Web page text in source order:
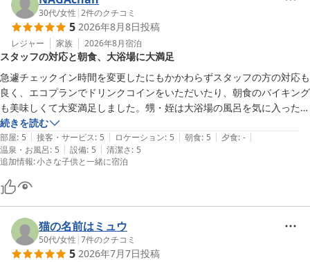
30代/女性 |2件のクチコミ
5 2026年8月8日投稿
レジャー 家族 2026年8月宿泊
スタッフの対応と朝食、大浴場に大満足
急遽チェックイン時間を変更したにもかかわらずスタッフの方の対応も
良く、エコプランでドリンクコインをいただいたり、朝食のバイキング
も美味しくて大変満足しました。甥・姪は大浴場の風呂を気に入ったよ
うで宿泊をこちらにしてよかったです。
続きを読む
部屋: 5 | 接客・サービス: 5 | ロケーション: 5 | 朝食: 5 | 夕食: - |
温泉・お風呂: 5 | 設備: 5 | 清潔さ: 5
追加情報:小さな子供と一緒に宿泊
猫の名前はミュウ
50代/女性 |7件のクチコミ
5 2026年7月7日投稿